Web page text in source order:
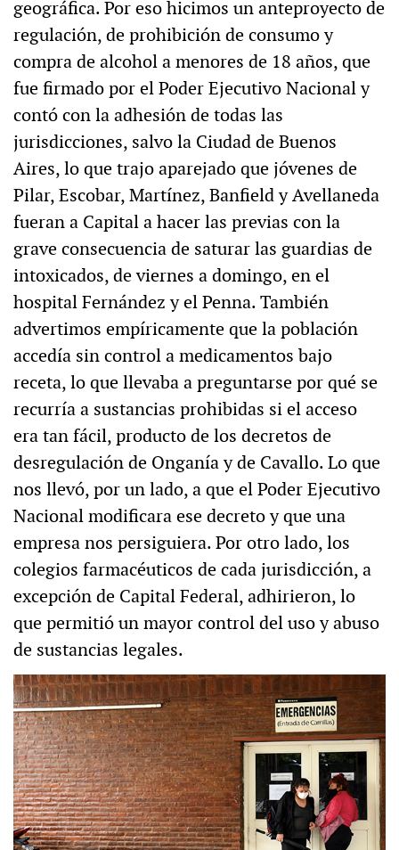
geográfica. Por eso hicimos un anteproyecto de
regulación, de prohibición de consumo y
compra de alcohol a menores de 18 años, que
fue firmado por el Poder Ejecutivo Nacional y
contó con la adhesión de todas las
jurisdicciones, salvo la Ciudad de Buenos
Aires, lo que trajo aparejado que jóvenes de
Pilar, Escobar, Martínez, Banfield y Avellaneda
fueran a Capital a hacer las previas con la
grave consecuencia de saturar las guardias de
intoxicados, de viernes a domingo, en el
hospital Fernández y el Penna. También
advertimos empíricamente que la población
accedía sin control a medicamentos bajo
receta, lo que llevaba a preguntarse por qué se
recurría a sustancias prohibidas si el acceso
era tan fácil, producto de los decretos de
desregulación de Onganía y de Cavallo. Lo que
nos llevó, por un lado, a que el Poder Ejecutivo
Nacional modificara ese decreto y que una
empresa nos persiguiera. Por otro lado, los
colegios farmacéuticos de cada jurisdicción, a
excepción de Capital Federal, adhirieron, lo
que permitió un mayor control del uso y abuso
de sustancias legales.